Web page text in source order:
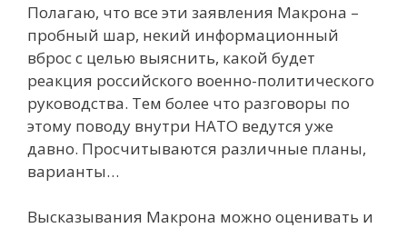
Полагаю, что все эти заявления Макрона –
пробный шар, некий информационный
вброс с целью выяснить, какой будет
реакция российского военно-политического
руководства. Тем более что разговоры по
этому поводу внутри НАТО ведутся уже
давно. Просчитываются различные планы,
варианты…
Высказывания Макрона можно оценивать и